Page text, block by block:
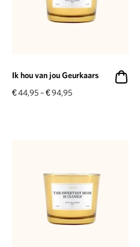
Ik hou van jou Geurkaars
€44,95–€94,95